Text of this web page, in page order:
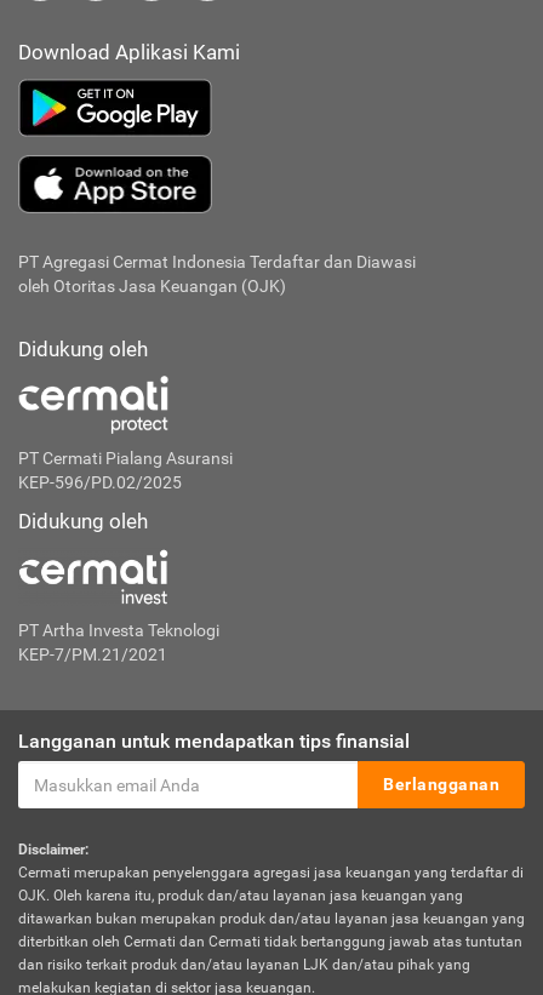
Download Aplikasi Kami
PT Agregasi Cermat Indonesia Terdaftar dan Diawasi
oleh Otoritas Jasa Keuangan (OJK)
Didukung oleh
PT Cermati Pialang Asuransi
KEP-596/PD.02/2025
Didukung oleh
PT Artha Investa Teknologi
KEP-7/PM.21/2021
Langganan untuk mendapatkan tips finansial
Berlangganan
Disclaimer:
Cermati merupakan penyelenggara agregasi jasa keuangan yang terdaftar di
OJK. Oleh karena itu, produk dan/atau layanan jasa keuangan yang
ditawarkan bukan merupakan produk dan/atau layanan jasa keuangan yang
diterbitkan oleh Cermati dan Cermati tidak bertanggung jawab atas tuntutan
dan risiko terkait produk dan/atau layanan LJK dan/atau pihak yang
melakukan kegiatan di sektor jasa keuangan.